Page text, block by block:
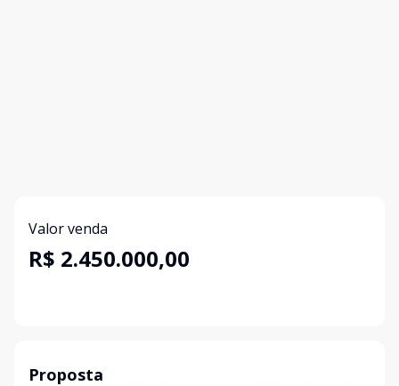
Valor venda
R$ 2.450.000,00
Proposta